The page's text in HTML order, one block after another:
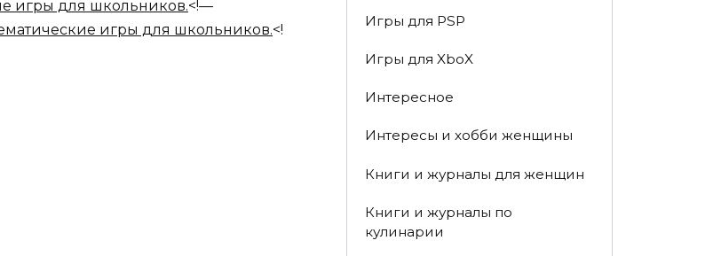
<!—
<!
Игры для PSP
Игры для XboX
Интересное
Интересы и хобби женщины
Книги и журналы для женщин
Книги и журналы по
кулинарии